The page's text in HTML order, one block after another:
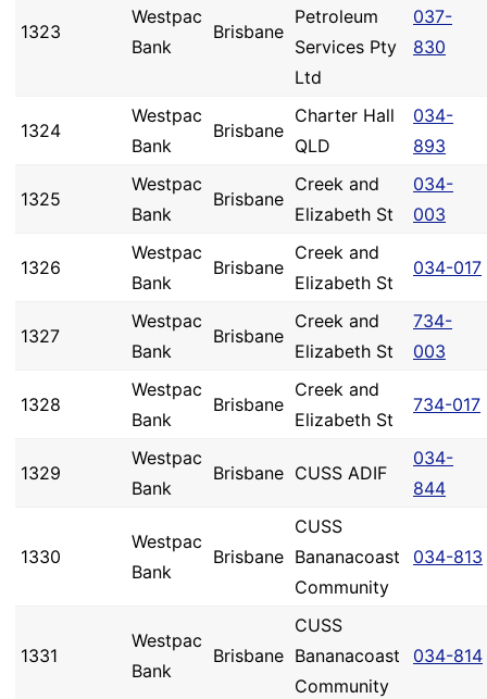
1323
Westpac
Bank
Brisbane
Petroleum
Services Pty
Ltd
037-
830
1324
Westpac
Bank
Brisbane
Charter Hall
QLD
034-
893
1325
Westpac
Bank
Brisbane
Creek and
Elizabeth St
034-
003
1326
Westpac
Bank
Brisbane
Creek and
Elizabeth St
034-017
1327
Westpac
Bank
Brisbane
Creek and
Elizabeth St
734-
003
1328
Westpac
Bank
Brisbane
Creek and
Elizabeth St
734-017
1329
Westpac
Bank
Brisbane CUSS ADIF
034-
844
1330
Westpac
Bank
Brisbane
CUSS
Bananacoast
Community
034-813
1331
Westpac
Bank
Brisbane
CUSS
Bananacoast
Community
034-814